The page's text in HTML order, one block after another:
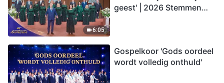
6:05
geest' | 2026 Stemmen
Gospelkoor 'Gods oordeel
wordt volledig onthuld'